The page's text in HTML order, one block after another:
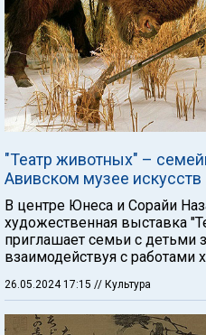
"Театр животных" –
Авивском музее искусств
В центре Юнеса и Сорайи
художественная выставка
приглашает семьи с детьми
взаимодействуя с
26.05.2024 17:15 // Культура